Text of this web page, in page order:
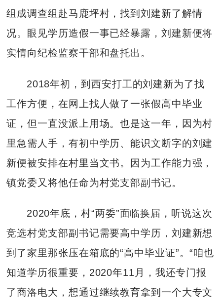
组成调查组赴马鹿坪村，找到刘建新了解情
况。眼见学历造假一事已经暴露，刘建新便将
实情向纪检监察干部和盘托出。
2018年初，到西安打工的刘建新为了找
工作方便，在网上找人做了一张假高中毕业
证，但一直没派上用场。也是这一年，因为村
里急需人手，有初中学历、能识文断字的刘建
新便被安排在村里当文书。因为工作能力强，
镇党委又将他任命为村党支部副书记。
2020年底，村“两委”面临换届，听说这次
竞选村党支部副书记需要高中学历，刘建新想
到了家里那张压在箱底的“高中毕业证”。“咱也
知道学历很重要，2020年11月，我还专门报
了商洛电大，想通过继续教育拿到一个大专文